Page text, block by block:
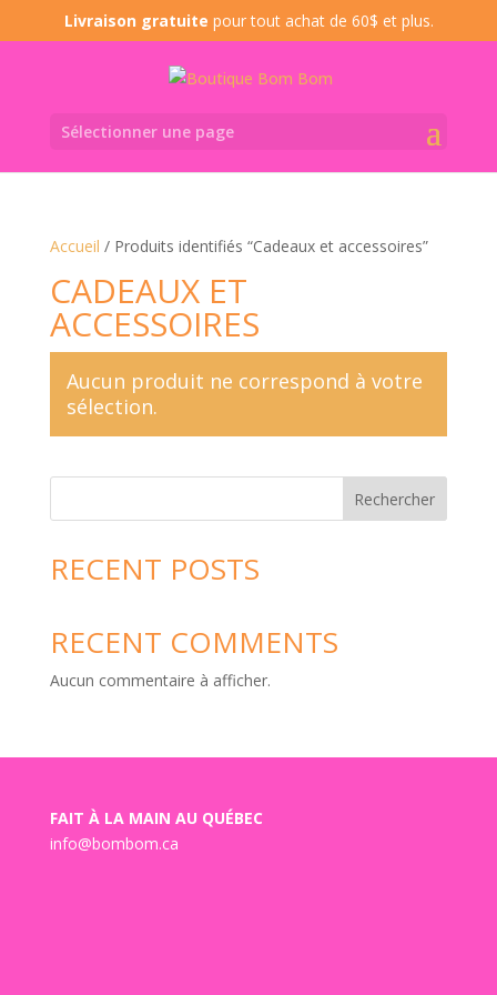
Livraison gratuite pour tout achat de 60$ et plus.
Sélectionner une page
Accueil / Produits identifiés “Cadeaux et accessoires”
CADEAUX ET
ACCESSOIRES
Aucun produit ne correspond à votre
sélection.
Rechercher
RECENT POSTS
RECENT COMMENTS
Aucun commentaire à afficher.
FAIT À LA MAIN AU QUÉBEC
info@bombom.ca